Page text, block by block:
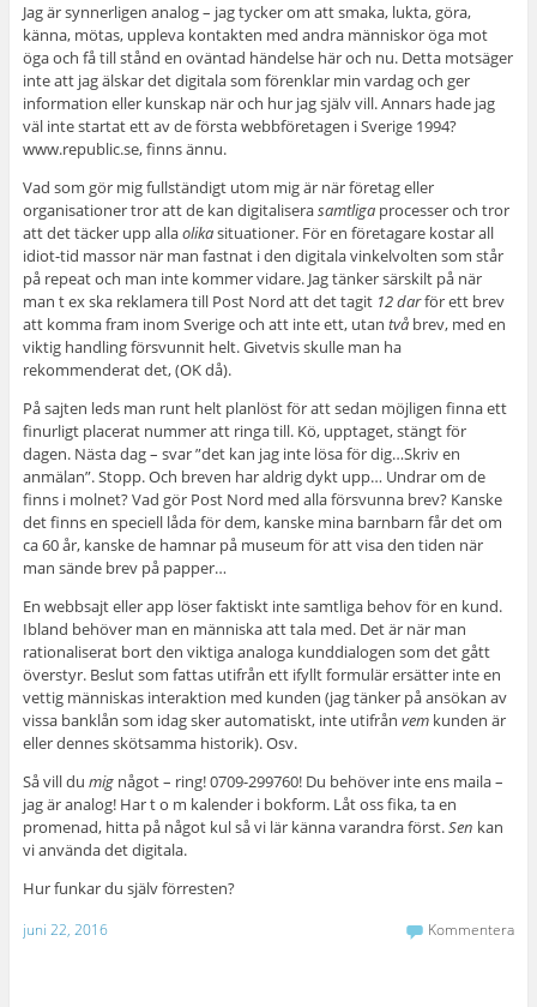
Jag är synnerligen analog – jag tycker om att smaka, lukta, göra,
känna, mötas, uppleva kontakten med andra människor öga mot
öga och få till stånd en oväntad händelse här och nu. Detta motsäger
inte att jag älskar det digitala som förenklar min vardag och ger
information eller kunskap när och hur jag själv vill. Annars hade jag
väl inte startat ett av de första webbföretagen i Sverige 1994?
www.republic.se, finns ännu.
Vad som gör mig fullständigt utom mig är när företag eller
organisationer tror att de kan digitaliserasamtligaprocesser och tror
att det täcker upp allaolikasituationer. För en företagare kostar all
idiot-tid massor när man fastnat i den digitala vinkelvolten som står
på repeat och man inte kommer vidare. Jag tänker särskilt på när
man t ex ska reklamera till Post Nord att det tagit 12 darför ett brev
att komma fram inom Sverige och att inte ett, utan tvåbrev, med en
viktig handling försvunnit helt. Givetvis skulle man ha
rekommenderat det, (OK då).
På sajten leds man runt helt planlöst för att sedan möjligen finna ett
finurligt placerat nummer att ringa till. Kö, upptaget, stängt för
dagen. Nästa dag – svar ”det kan jag inte lösa för dig…Skriv en
anmälan”. Stopp. Och breven har aldrig dykt upp… Undrar om de
finns i molnet? Vad gör Post Nord med alla försvunna brev? Kanske
det finns en speciell låda för dem, kanske mina barnbarn får det om
ca 60 år, kanske de hamnar på museum för att visa den tiden när
man sände brev på papper…
En webbsajt eller app löser faktiskt inte samtliga behov för en kund.
Ibland behöver man en människa att tala med. Det är när man
rationaliserat bort den viktiga analoga kunddialogen som det gått
överstyr. Beslut som fattas utifrån ett ifyllt formulär ersätter inte en
vettig människas interaktion med kunden (jag tänker på ansökan av
vissa banklån som idag sker automatiskt, inte utifrån vemkunden är
eller dennes skötsamma historik). Osv.
Så vill du mignågot – ring! 0709-299760! Du behöver inte ens maila –
jag är analog! Har t o m kalender i bokform. Låt oss fika, ta en
promenad, hitta på något kul så vi lär känna varandra först.Sen kan
vi använda det digitala.
Hur funkar du själv förresten?
juni 22, 2016 Kommentera